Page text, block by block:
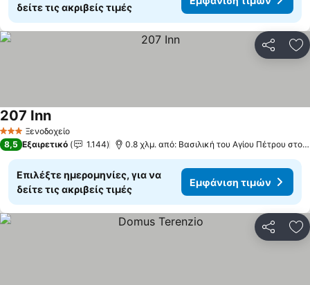
δείτε τις ακριβείς τιμές
3 ΑστέριαΞενοδοχείο
207 Inn
8,5 Εξαιρετικό 1.144 0.8 χλμ. από: Βασιλική του Αγίου Πέτρου στο Βατικανό
Επιλέξτε ημερομηνίες, για να
δείτε τις ακριβείς τιμές
Εμφάνιση τιμών